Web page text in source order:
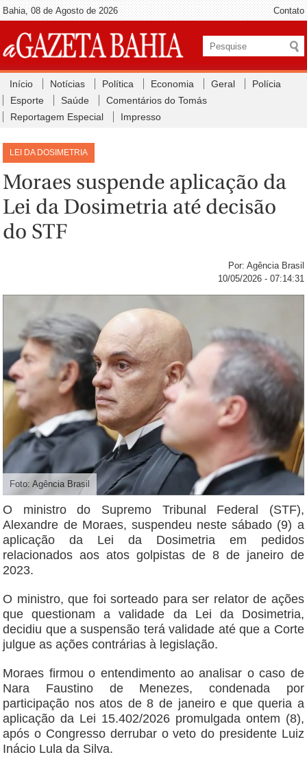
Bahia, 08 de Agosto de 2026 Contato
Início Notícias Política Economia Geral
Polícia
Esporte
Saúde
Comentários do Tomás
Reportagem Especial
Impresso
LEI DA DOSIMETRIA
Moraes suspende aplicação da
Lei da Dosimetria até decisão
do STF
Por: Agência Brasil
10/05/2026 - 07:14:31
Foto: Agência Brasil
O ministro do Supremo Tribunal Federal (STF),
Alexandre de Moraes, suspendeu neste sábado (9) a
aplicação da Lei da Dosimetria em pedidos
relacionados aos atos golpistas de 8 de janeiro de
2023.
O ministro, que foi sorteado para ser relator de ações
que questionam a validade da Lei da Dosimetria,
decidiu que a suspensão terá validade até que a Corte
julgue as ações contrárias à legislação.
Moraes firmou o entendimento ao analisar o caso de
Nara Faustino de Menezes, condenada por
participação nos atos de 8 de janeiro e que queria a
aplicação da Lei 15.402/2026 promulgada ontem (8),
após o Congresso derrubar o veto do presidente Luiz
Inácio Lula da Silva.